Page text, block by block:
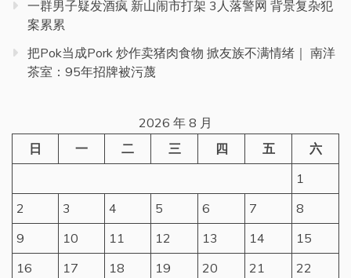
一群男子疑发酒疯 新山闹市打架 3人落警网 背景复杂犯
案累累
把Pok当成Pork 炒作卖猪肉食物 掀友族不满情绪｜ 南洋
茶室：95年招牌被污蔑
2026 年 8 月
日
一 二 三 四 五
六
1
2
3 4 5 6 7
8
9
10 11 12 13 14
15
16
17 18 19 20 21
22